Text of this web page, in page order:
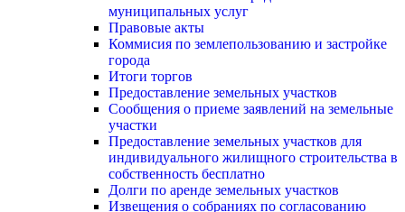
муниципальных услуг
Правовые акты
Коммисия по землепользованию и застройке
города
Итоги торгов
Предоставление земельных участков
Сообщения о приеме заявлений на земельные
участки
Предоставление земельных участков для
индивидуального жилищного строительства в
собственность бесплатно
Долги по аренде земельных участков
Извещения о собраниях по согласованию